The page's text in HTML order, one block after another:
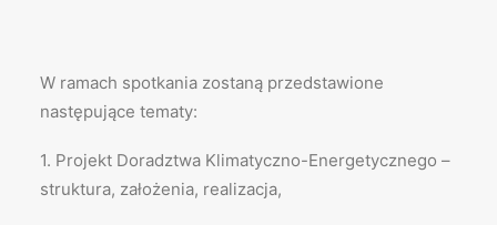
W ramach spotkania zostaną przedstawione
następujące tematy:
1. Projekt Doradztwa Klimatyczno-Energetycznego –
struktura, założenia, realizacja,